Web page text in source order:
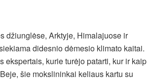
džiunglėse, Arktyje, Himalajuose ir
didesnio dėmesio klimato kaitai.
kurie turėjo patarti, kur ir kaip
šie mokslininkai keliaus kartu su